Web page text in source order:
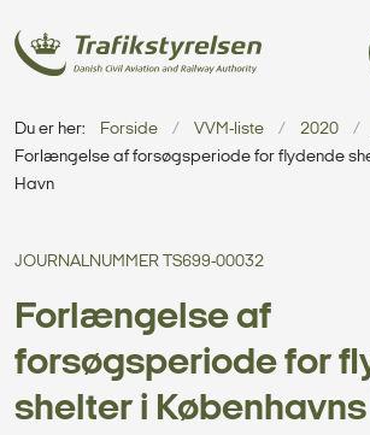
Du er her: Forside VVM-liste 2020
Forlængelse af forsøgsperiode for flydende
Havn
JOURNALNUMMER TS699-00032
Forlængelse af
forsøgsperiode for
shelter i